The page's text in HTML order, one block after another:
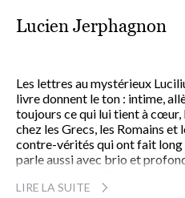
Lucien Jerphagnon
Les lettres au mystérieux
livre donnent le ton : intime,
toujours ce qui lui tient à cœur,
chez les Grecs, les Romains et
contre-vérités qui ont fait long
parle aussi avec brio et
dieux. Le Maître nous rappelle
LIRE LA SUITE